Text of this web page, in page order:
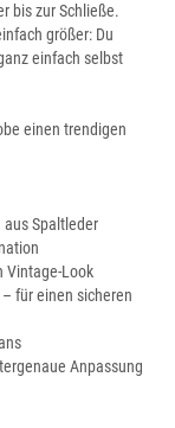
bis zur Schließe.
größer: Du
einfach selbst
einen trendigen
aus Spaltleder
Vintage-Look
für einen sicheren
Anpassung